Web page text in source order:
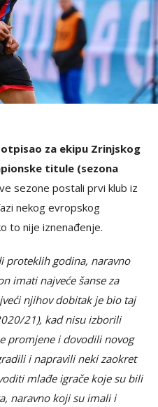
za ekipu Zrinjskog
titule (sezona
sezone postali prvi klub iz
nekog evropskog
to nije iznenađenje.
proteklih godina, naravno
imati najveće šanse za
njihov dobitak je bio taj
21), kad nisu izborili
promjene i dovodili novog
i napravili neki zaokret
mlađe igrače koje su bili
naravno koji su imali i